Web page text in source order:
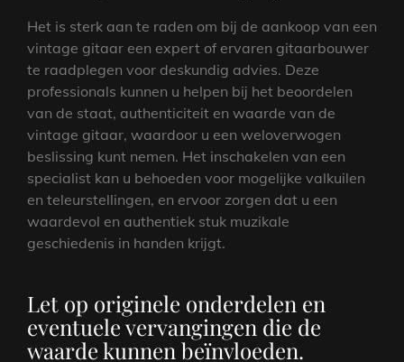
Het is sterk aan te raden om bij de aankoop van een
vintage gitaar een expert of ervaren gitaarbouwer
te raadplegen voor deskundig advies. Deze
professionals kunnen u helpen bij het beoordelen
van de staat, authenticiteit en waarde van de
vintage gitaar, waardoor u een weloverwogen
beslissing kunt nemen. Het inschakelen van een
specialist kan u behoeden voor mogelijke valkuilen
en teleurstellingen, en ervoor zorgen dat u een
waardevol en authentiek stuk muzikale
geschiedenis in handen krijgt.
Let op originele onderdelen en
eventuele vervangingen die de
waarde kunnen beïnvloeden.